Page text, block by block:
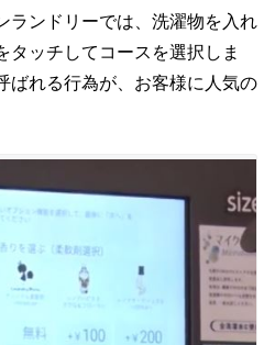
ランドリーでは、洗濯物を入れ
タッチしてコースを選択しま
ばれる行為が、お客様に人気の